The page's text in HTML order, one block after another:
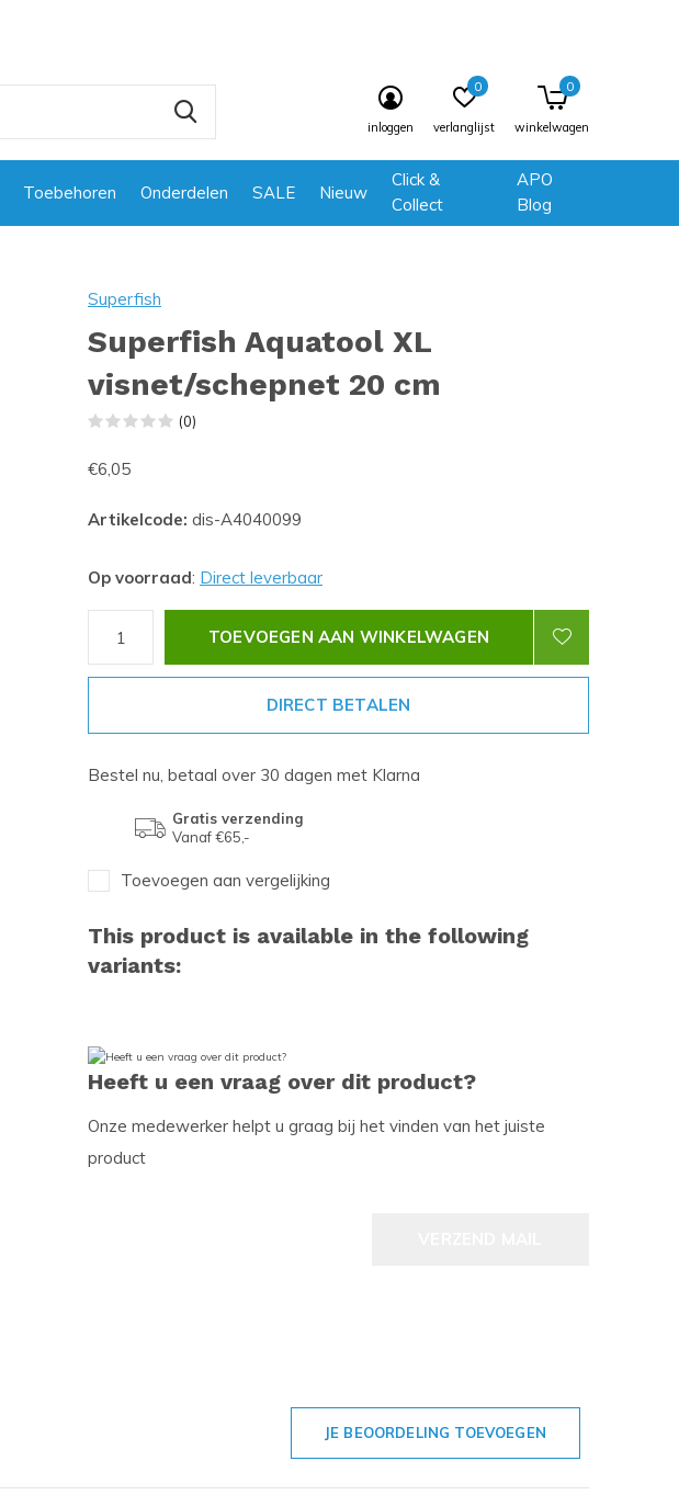
Toebehoren Onderdelen SALE Nieuw
Click &
Collect
APO
Blog
inloggen verlanglijst
0
winkelwagen
0
Superfish
Superfish Aquatool XL
visnet/schepnet 20 cm
(0)
€6,05
Artikelcode: dis-A4040099
Op voorraad: Direct leverbaar
TOEVOEGEN AAN WINKELWAGEN
DIRECT BETALEN
Bestel nu, betaal over 30 dagen met Klarna
Gratis verzending
Vanaf €65,-
Toevoegen aan vergelijking
This product is available in the following
variants:
Heeft u een vraag over dit product?
Onze medewerker helpt u graag bij het vinden van het juiste
product
JE BEOORDELING TOEVOEGEN